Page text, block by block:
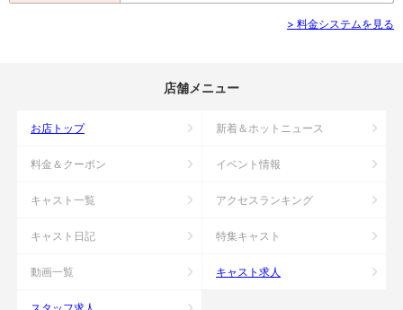
> 料金システムを見る
店舗メニュー
お店トップ 新着＆ホットニュース
料金＆クーポン イベント情報
キャスト一覧 アクセスランキング
キャスト日記 特集キャスト
動画一覧 キャスト求人